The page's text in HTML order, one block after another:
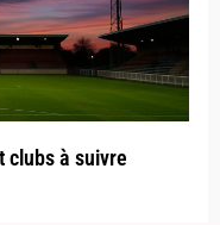
clubs à suivre